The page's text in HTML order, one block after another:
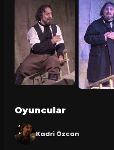
Oyuncular
Kadri Özcan